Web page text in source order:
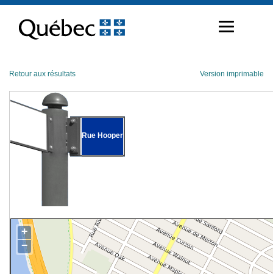
contenu
Retour aux résultats Version imprimable
Rue Hooper
+
−